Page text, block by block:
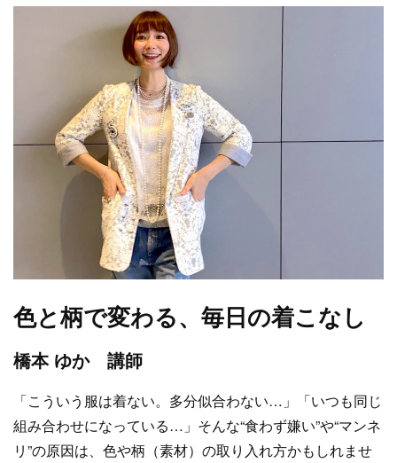
色と柄で変わる、毎日の着こなし
橋本 ゆか 講師
「こういう服は着ない。多分似合わない…」「いつも同じ
組み合わせになっている…」そんな“食わず嫌い”や“マンネ
リ”の原因は、色や柄（素材）の取り入れ方かもしれませ